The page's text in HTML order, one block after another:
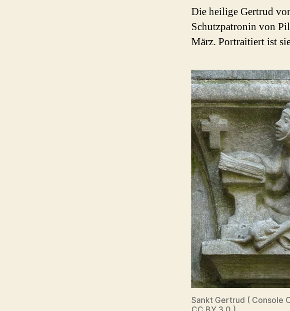
Die heilige Gertrud
Schutzpatronin von
März. Portraitiert ist
Sankt Gertrud ( Console